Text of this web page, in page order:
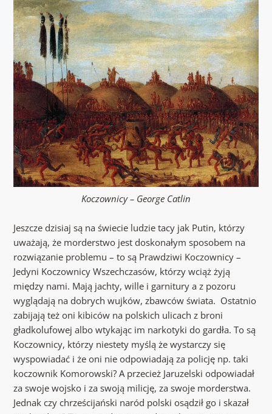
Koczownicy – George Catlin
Jeszcze dzisiaj są na świecie ludzie tacy jak Putin, którzy
uważają, że morderstwo jest doskonałym sposobem na
rozwiązanie problemu – to są Prawdziwi Koczownicy –
Jedyni Koczownicy Wszechczasów, którzy wciąż żyją
między nami. Mają jachty, wille i garnitury a z pozoru
wyglądają na dobrych wujków, zbawców świata. Ostatnio
zabijają też oni kibiców na polskich ulicach z broni
gładkolufowej albo wtykając im narkotyki do gardła. To są
Koczownicy, którzy niestety myślą że wystarczy się
wyspowiadać i że oni nie odpowiadają za policję np. taki
koczownik Komorowski? A przecież Jaruzelski odpowiadał
za swoje wojsko i za swoją milicję, za swoje morderstwa.
Jednak czy chrześcijański naród polski osądził go i skazał